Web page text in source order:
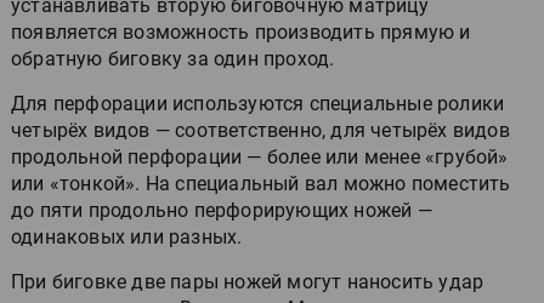
устанавливать вторую биговочную матрицу
появляется возможность производить прямую и
обратную биговку за один проход.
Для перфорации используются специальные ролики
четырёх видов — соответственно, для четырёх видов
продольной перфорации — более или менее «грубой»
или «тонкой». На специальный вал можно поместить
до пяти продольно перфорирующих ножей —
одинаковых или разных.
При биговке две пары ножей могут наносить удар